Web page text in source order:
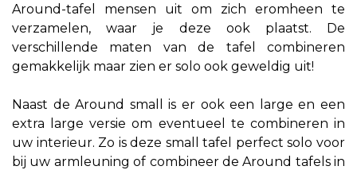
Around-tafel mensen uit om zich eromheen te
verzamelen, waar je deze ook plaatst. De
verschillende maten van de tafel combineren
gemakkelijk maar zien er solo ook geweldig uit!
Naast de Around small is er ook een large en een
extra large versie om eventueel te combineren in
uw interieur. Zo is deze small tafel perfect solo voor
bij uw armleuning of combineer de Around tafels in